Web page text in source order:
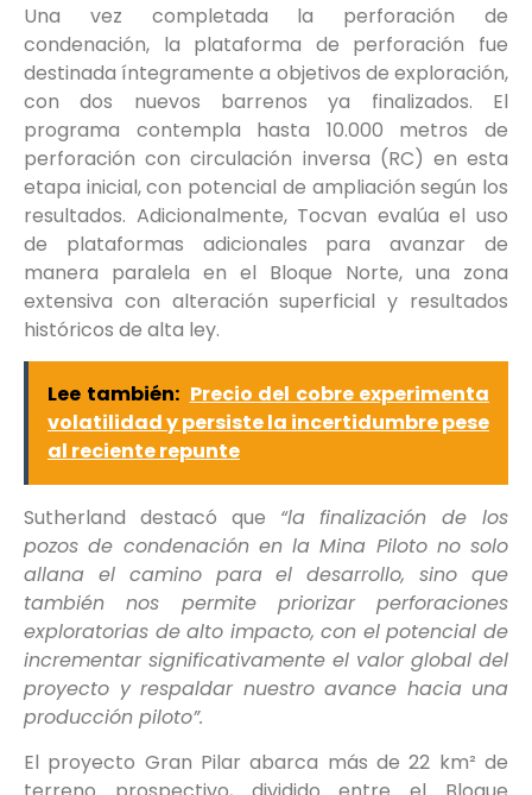
Una vez completada la perforación de
condenación, la plataforma de perforación fue
destinada íntegramente a objetivos de exploración,
con dos nuevos barrenos ya finalizados. El
programa contempla hasta 10.000 metros de
perforación con circulación inversa (RC) en esta
etapa inicial, con potencial de ampliación según los
resultados. Adicionalmente, Tocvan evalúa el uso
de plataformas adicionales para avanzar de
manera paralela en el Bloque Norte, una zona
extensiva con alteración superficial y resultados
históricos de alta ley.
Lee también: Precio del cobre experimenta
volatilidad y persiste la incertidumbre pese
al reciente repunte
Sutherland destacó que “la finalización de los
pozos de condenación en la Mina Piloto no solo
allana el camino para el desarrollo, sino que
también nos permite priorizar perforaciones
exploratorias de alto impacto, con el potencial de
incrementar significativamente el valor global del
proyecto y respaldar nuestro avance hacia una
producción piloto”.
El proyecto Gran Pilar abarca más de 22 km² de